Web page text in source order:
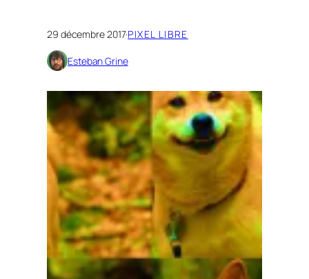
29 décembre 2017·PIXEL LIBRE
Esteban Grine